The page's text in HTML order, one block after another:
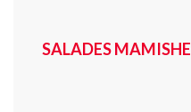
SALADES MAMISHE